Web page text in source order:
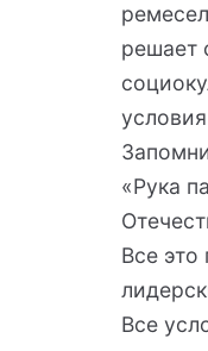
решает
«Рука
Все это
Все